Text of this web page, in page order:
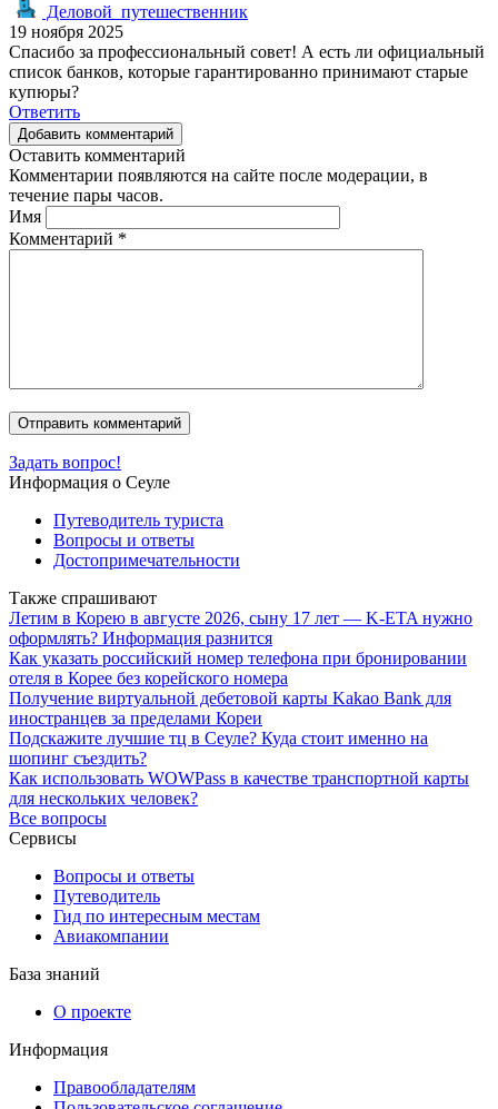
Деловой_путешественник
19 ноября 2025
Спасибо за профессиональный совет! А есть ли официальный
список банков, которые гарантированно принимают старые
купюры?
Ответить
Добавить комментарий
Оставить комментарий
Комментарии появляются на сайте после модерации, в
течение пары часов.
Имя
Комментарий *
Задать вопрос!
Информация о Сеуле
Путеводитель туриста
Вопросы и ответы
Достопримечательности
Также спрашивают
Летим в Корею в августе 2026, сыну 17 лет — K-ETA нужно
оформлять? Информация разнится
Как указать российский номер телефона при бронировании
отеля в Корее без корейского номера
Получение виртуальной дебетовой карты Kakao Bank для
иностранцев за пределами Кореи
Подскажите лучшие тц в Сеуле? Куда стоит именно на
шопинг съездить?
Как использовать WOWPass в качестве транспортной карты
для нескольких человек?
Все вопросы
Сервисы
Вопросы и ответы
Путеводитель
Гид по интересным местам
Авиакомпании
База знаний
О проекте
Информация
Правообладателям